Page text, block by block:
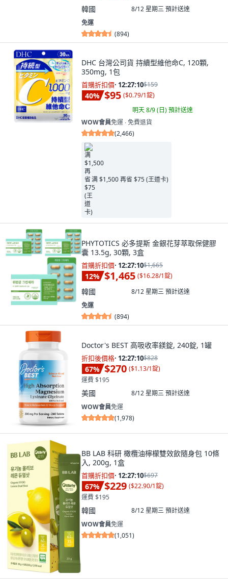
韓國 8/12 星期三預計送達
免運
(894)
DHC 台灣公司貨 持續型維他命C, 120顆,
350mg, 1包
首購折扣價· 12:27:09$159
40% $95 ($0.79/1錠)
明天 8/9 (日)預計送達
WOW會員免運 ∙ 免費退貨
(2,466)
满 $1,500 再省 $75 (王道卡)
PHYTOTICS 必多提斯 金銀花芽萃取保健膠
囊 13.5g, 30顆, 3盒
首購折扣價· 12:27:09$1,665
12% $1,465 ($16.28/1錠)
韓國 8/12 星期三預計送達
免運
(894)
Doctor's BEST 高吸收率鎂錠, 240錠, 1罐
折扣後價格· 12:27:09$828
67% $270 ($1.13/1錠)
運費 $195
美國 8/12 星期三預計送達
WOW會員免運
(1,978)
BB LAB 科研 橄欖油檸檬雙效飲隨身包 10條
入, 200g, 1盒
首購折扣價· 12:27:09$697
67% $229 ($22.90/1錠)
運費 $195
韓國 8/12 星期三預計送達
WOW會員免運
(1,051)